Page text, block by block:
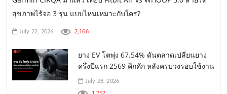
สุขภาพไร้จอ 3 รุ่น แบบไหนเหมาะกับใคร?
July 22, 2026 2,166
ยาง EV โตพุ่ง 67.54% ดันตลาดเปลี่ยนยาง
ครึ่งปีแรก 2569 คึกคัก หลังครบวงรอบใช้งาน
July 28, 2026